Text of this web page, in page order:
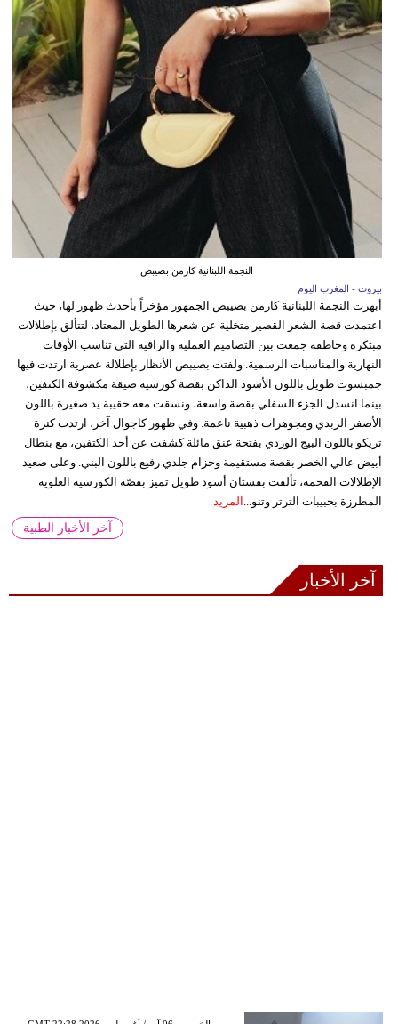
النجمة اللبنانية كارمن بصيبص
بيروت - المغرب اليوم
أبهرت النجمة اللبنانية كارمن بصيبص الجمهور مؤخراً بأحدث ظهور لها، حيث
اعتمدت قصة الشعر القصير متخلية عن شعرها الطويل المعتاد، لتتألق بإطلالات
مبتكرة وخاطفة جمعت بين التصاميم العملية والراقية التي تناسب الأوقات
النهارية والمناسبات الرسمية. ولفتت بصيبص الأنظار بإطلالة عصرية ارتدت فيها
جمبسوت طويل باللون الأسود الداكن بقصة كورسيه ضيقة مكشوفة الكتفين،
بينما انسدل الجزء السفلي بقصة واسعة، ونسقت معه حقيبة يد صغيرة باللون
الأصفر الزبدي ومجوهرات ذهبية ناعمة. وفي ظهور كاجوال آخر، ارتدت كنزة
تريكو باللون البيج الوردي بفتحة عنق مائلة كشفت عن أحد الكتفين، مع بنطال
أبيض عالي الخصر بقصة مستقيمة وحزام جلدي رفيع باللون البني. وعلى صعيد
الإطلالات الفخمة، تألقت بفستان أسود طويل تميز بقصّة الكورسيه العلوية
المطرزة بحبيبات الترتر وتنو...
المزيد
آخر الأخبار الطبية
آخر الأخبار